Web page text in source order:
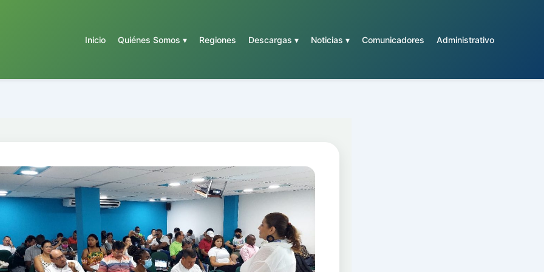
Inicio Quiénes Somos ▾ Regiones Descargas ▾ Noticias ▾ Comunicadores Administrativo